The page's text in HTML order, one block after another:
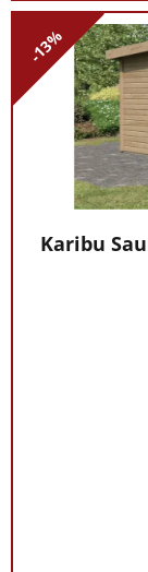
-13%
Karibu